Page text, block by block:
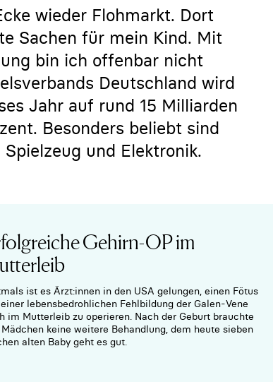
wieder Flohmarkt. Dort
Sachen für mein Kind. Mit
bin ich offenbar nicht
Deutschland wird
Jahr auf rund 15 Milliarden
Besonders beliebt sind
und Elektronik.
Gehirn-OP im
ist es Ärzt:innen in den USA gelungen, einen Fötus
lebensbedrohlichen Fehlbildung der Galen-Vene
im Mutterleib zu operieren. Nach der Geburt brauchte
keine weitere Behandlung, dem heute sieben
alten Baby geht es gut.